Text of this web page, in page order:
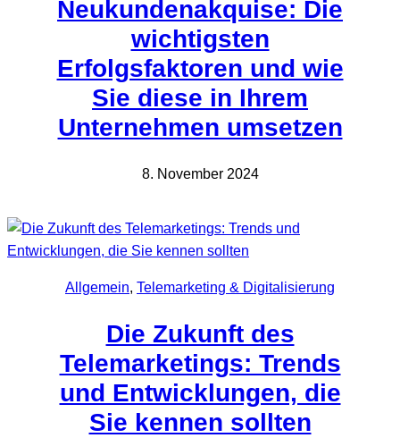
Neukundenakquise: Die
wichtigsten
Erfolgsfaktoren und wie
Sie diese in Ihrem
Unternehmen umsetzen
8. November 2024
Allgemein, Telemarketing & Digitalisierung
Die Zukunft des
Telemarketings: Trends
und Entwicklungen, die
Sie kennen sollten